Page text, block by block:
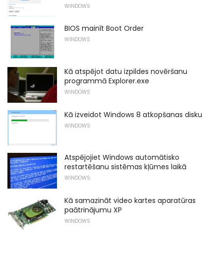
WINDOWS
BIOS mainīt Boot Order
WINDOWS
Kā atspējot datu izpildes novēršanu
programmā Explorer.exe
WINDOWS
Kā izveidot Windows 8 atkopšanas disku
WINDOWS
Atspējojiet Windows automātisko
restartēšanu sistēmas kļūmes laikā
WINDOWS
Kā samazināt video kartes aparatūras
paātrinājumu XP
WINDOWS